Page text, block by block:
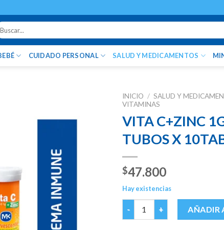
CUIDADO PERSONAL SALUD Y MEDICAMENTOS
INICIO / SALUD Y
VITAMINAS
VITA C+ZINC
TUBOS X
$47.800
Hay existencias
VITA C+ZINC 1GR AÑADIR